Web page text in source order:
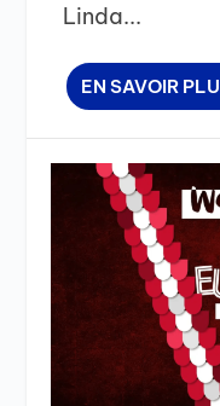
Linda...
EN SAVOIR